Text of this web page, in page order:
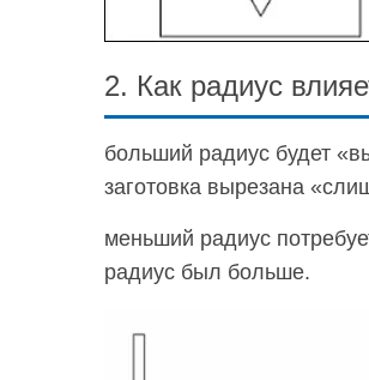
2. Как радиус
больший радиус будет
заготовка вырезана
меньший радиус
радиус был больше.